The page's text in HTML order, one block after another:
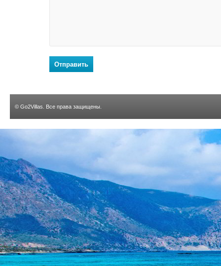
Отправить
© Go2Villas . Все права защищены.